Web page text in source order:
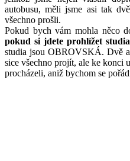
autobusu, měli jsme asi tak
všechno prošli.
Pokud bych vám mohla něco
pokud si jdete prohlížet
studia jsou OBROVSKÁ. Dvě
sice všechno projít, ale ke konci
procházeli, aniž bychom se